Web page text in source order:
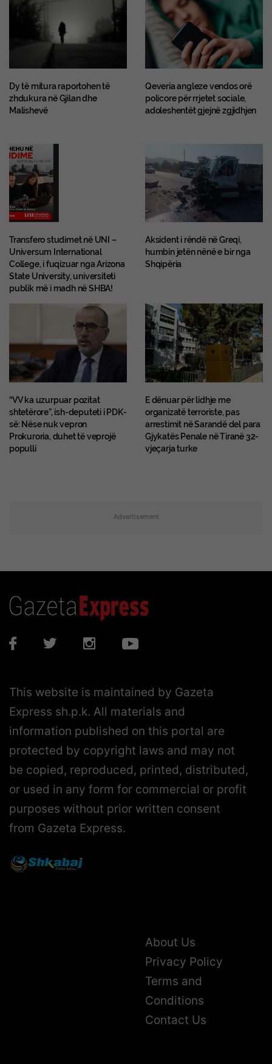
Dy të mitura raportohen të
zhdukura në Gjilan dhe
Malishevë
Qeveria angleze vendos orë
policore për rrjetet sociale,
adoleshentët gjejnë zgjidhjen
Transfero studimet në UNI –
Universum International
College, i fuqizuar nga Arizona
State University, universiteti
publik më i madh në SHBA!
Aksident i rëndë në Greqi,
humbin jetën nënë e bir nga
Shqipëria
“VV ka uzurpuar pozitat
shtetërore”, ish-deputeti i PDK-
së: Nëse nuk vepron
Prokuroria, duhet të veprojë
populli
E dënuar për lidhje me
organizatë terroriste, pas
arrestimit në Sarandë del para
Gjykatës Penale në Tiranë 32-
vjeçarja turke
Advertisement
This website is maintained by Gazeta
Express sh.p.k. All materials and
information published on this portal are
protected by copyright laws and may not
be copied, reproduced, printed, distributed,
or used in any form for commercial or profit
purposes without prior written consent
from Gazeta Express.
About Us
Privacy Policy
Terms and
Conditions
Contact Us